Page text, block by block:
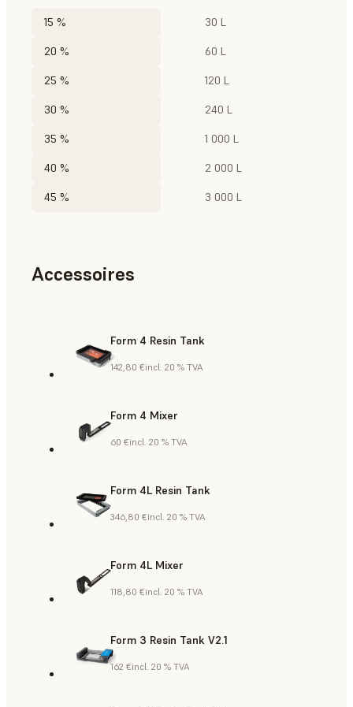
15 % 30 L
20 % 60 L
25 % 120 L
30 % 240 L
35 % 1 000 L
40 % 2 000 L
45 % 3 000 L
Accessoires
Form 4 Resin Tank
142,80 €incl. 20 % TVA
Form 4 Mixer
60 €incl. 20 % TVA
Form 4L Resin Tank
346,80 €incl. 20 % TVA
Form 4L Mixer
118,80 €incl. 20 % TVA
Form 3 Resin Tank V2.1
162 €incl. 20 % TVA